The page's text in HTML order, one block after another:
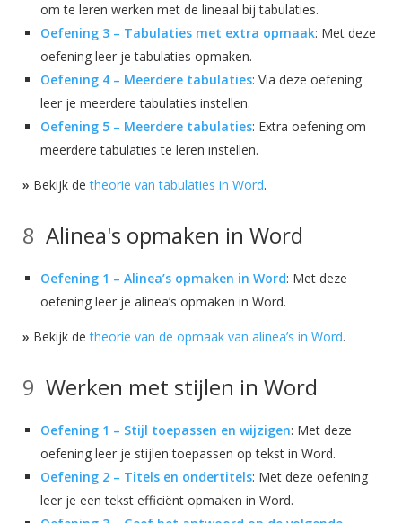
om te leren werken met de lineaal bij tabulaties.
Oefening 3 – Tabulaties met extra opmaak: Met deze
oefening leer je tabulaties opmaken.
Oefening 4 – Meerdere tabulaties: Via deze oefening
leer je meerdere tabulaties instellen.
Oefening 5 – Meerdere tabulaties: Extra oefening om
meerdere tabulaties te leren instellen.
» Bekijk detheorie van tabulaties in Word.
Alinea's opmaken in Word
Oefening 1 – Alinea’s opmaken in Word: Met deze
oefening leer je alinea’s opmaken in Word.
» Bekijk detheorie van de opmaak van alinea’s in Word.
Werken met stijlen in Word
Oefening 1 – Stijl toepassen en wijzigen: Met deze
oefening leer je stijlen toepassen op tekst in Word.
Oefening 2 – Titels en ondertitels: Met deze oefening
leer je een tekst efficiënt opmaken in Word.